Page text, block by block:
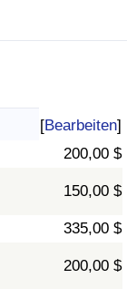
[Bearbeiten]
200,00 $
150,00 $
335,00 $
200,00 $